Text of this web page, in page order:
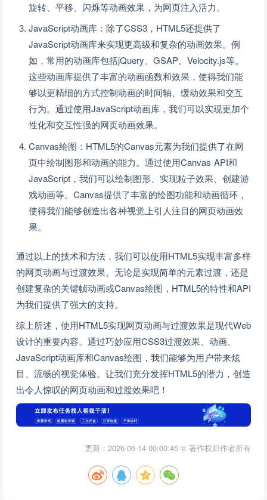
旋转、平移、闪烁等动画效果，为网页注入活力。
JavaScript动画库：除了CSS3，HTML5还提供了
JavaScript动画库来实现更高级和复杂的动画效果。例
如，常用的动画库包括jQuery、GSAP、Velocity.js等。
这些动画库提供了丰富的动画函数和效果，使得我们能
够以更精细的方式控制动画的时间轴、缓动效果和交互
行为。通过使用JavaScript动画库，我们可以实现更加个
性化和交互性强的网页动画效果。
Canvas绘图：HTML5的Canvas元素为我们提供了在网
页中绘制图形和动画的能力。通过使用Canvas API和
JavaScript，我们可以绘制图形、实现粒子效果、创建游
戏动画等。Canvas提供了丰富的绘图功能和动画循环，
使得我们能够创造出各种视觉上引人注目的网页动画效
果。
通过以上的技术和方法，我们可以使用HTML5实现丰富多样
的网页动画与过渡效果。无论是实现简单的元素过渡，还是
创建复杂的关键帧动画或Canvas绘图，HTML5的特性和API
为我们提供了强大的支持。
综上所述，使用HTML5实现网页动画与过渡效果是现代Web
设计的重要内容。通过巧妙应用CSS3过渡效果、动画、
JavaScript动画库和Canvas绘图，我们能够为用户带来炫
目、流畅的视觉体验。让我们充分发挥HTML5的潜力，创造
出令人惊叹的网页动画和过渡效果吧！
更新：2026-06-14 00:00:45 © 著作权归作者所有